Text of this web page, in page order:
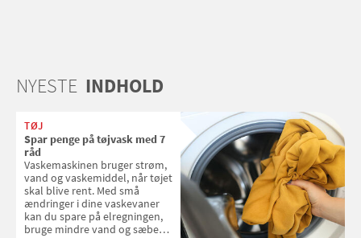
NYESTE INDHOLD
TØJ
Spar penge på tøjvask med 7
råd
Vaskemaskinen bruger strøm,
vand og vaskemiddel, når tøjet
skal blive rent. Med små
ændringer i dine vaskevaner
kan du spare på elregningen,
bruge mindre vand og sæbe